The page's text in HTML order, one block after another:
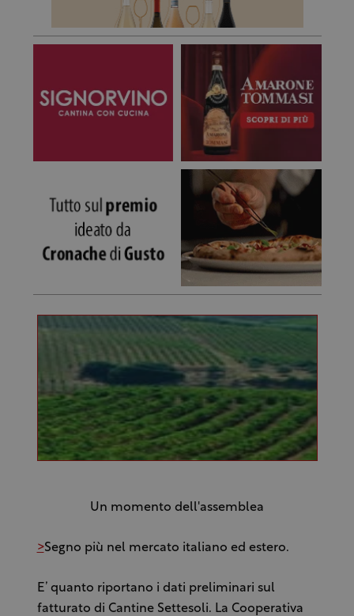
Un momento dell'assemblea
>Segno più nel mercato italiano ed estero.
E’ quanto riportano i dati preliminari sul
fatturato di Cantine Settesoli. La Cooperativa